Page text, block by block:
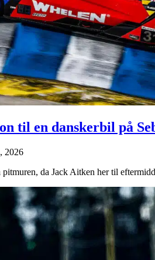
til en danskerbil på
2026
da Jack Aitken her til